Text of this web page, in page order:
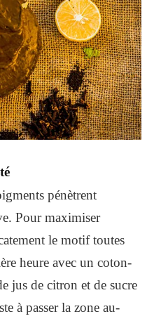
pénètrent
Pour maximiser
le motif toutes
heure avec un coton-
jus de citron et de sucre
à passer la zone au-